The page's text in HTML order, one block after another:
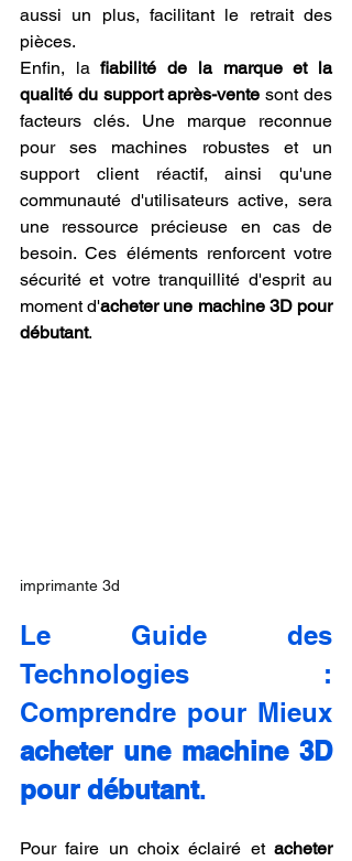
aussi un plus, facilitant le retrait des
pièces.
Enfin, la fiabilité de la marque et la
qualité du support après-vente sont des
facteurs clés. Une marque reconnue
pour ses machines robustes et un
support client réactif, ainsi qu'une
communauté d'utilisateurs active, sera
une ressource précieuse en cas de
besoin. Ces éléments renforcent votre
sécurité et votre tranquillité d'esprit au
moment d'acheter une machine 3D pour
débutant.
imprimante 3d
Le Guide des
Technologies :
acheter une machine 3D
pour débutant.
Pour faire un choix éclairé et acheter